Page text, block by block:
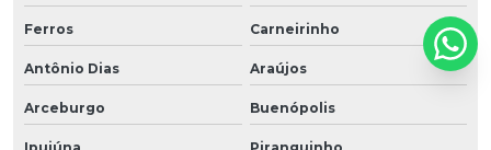
Ferros Carneirinho
Antônio Dias Araújos
Arceburgo Buenópolis